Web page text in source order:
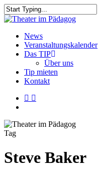
Skip
to
content
Close
search
Menu
News
Veranstaltungskalender
Das TIP
Über uns
Tip mieten
Kontakt
facebook
youtube
Tag
Steve Baker